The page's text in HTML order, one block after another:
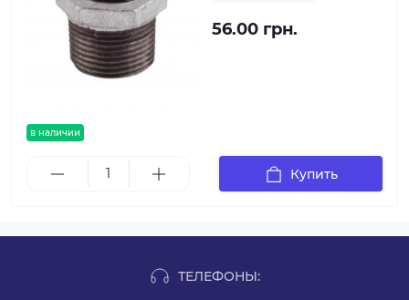
в наличии
56.00 грн.
Купить
ТЕЛЕФОНЫ: